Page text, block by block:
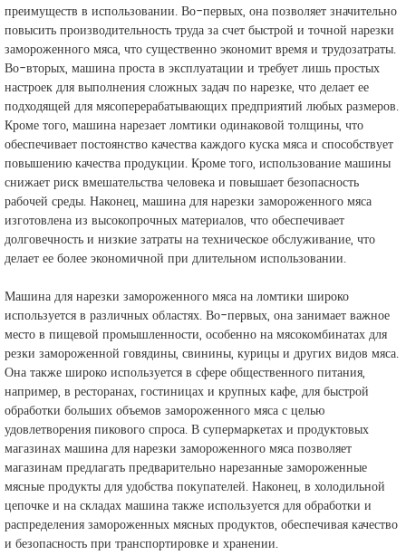
преимуществ в использовании. Во-первых, она позволяет значительно
повысить производительность труда за счет быстрой и точной нарезки
замороженного мяса, что существенно экономит время и трудозатраты.
Во-вторых, машина проста в эксплуатации и требует лишь простых
настроек для выполнения сложных задач по нарезке, что делает ее
подходящей для мясоперерабатывающих предприятий любых размеров.
Кроме того, машина нарезает ломтики одинаковой толщины, что
обеспечивает постоянство качества каждого куска мяса и способствует
повышению качества продукции. Кроме того, использование машины
снижает риск вмешательства человека и повышает безопасность
рабочей среды. Наконец, машина для нарезки замороженного мяса
изготовлена из высокопрочных материалов, что обеспечивает
долговечность и низкие затраты на техническое обслуживание, что
делает ее более экономичной при длительном использовании.
Машина для нарезки замороженного мяса на ломтики широко
используется в различных областях. Во-первых, она занимает важное
место в пищевой промышленности, особенно на мясокомбинатах для
резки замороженной говядины, свинины, курицы и других видов мяса.
Она также широко используется в сфере общественного питания,
например, в ресторанах, гостиницах и крупных кафе, для быстрой
обработки больших объемов замороженного мяса с целью
удовлетворения пикового спроса. В супермаркетах и продуктовых
магазинах машина для нарезки замороженного мяса позволяет
магазинам предлагать предварительно нарезанные замороженные
мясные продукты для удобства покупателей. Наконец, в холодильной
цепочке и на складах машина также используется для обработки и
распределения замороженных мясных продуктов, обеспечивая качество
и безопасность при транспортировке и хранении.